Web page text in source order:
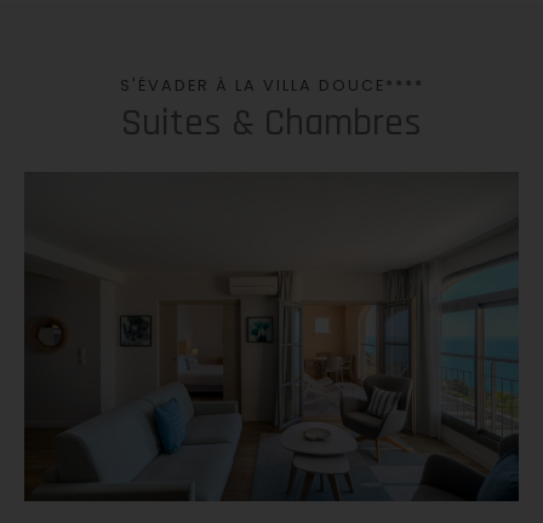
S'ÉVADER À LA VILLA DOUCE****
Suites & Chambres